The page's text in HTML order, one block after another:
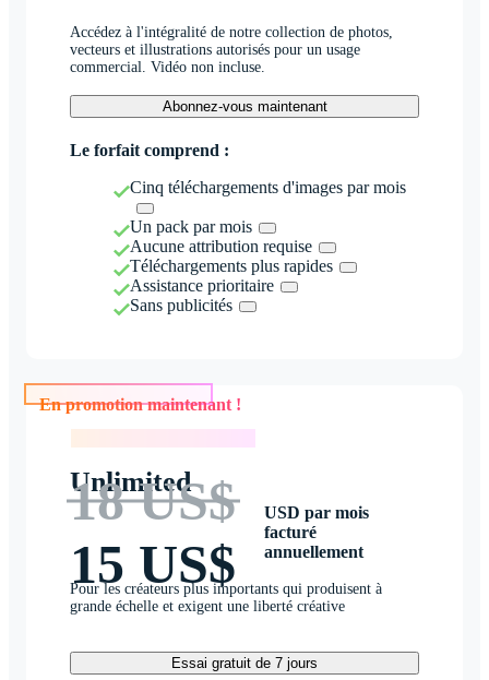
Accédez à l'intégralité de notre collection de photos,
vecteurs et illustrations autorisés pour un usage
commercial. Vidéo non incluse.
Abonnez-vous maintenant
Le forfait comprend :
Cinq téléchargements d'images par mois
Un pack par mois
Aucune attribution requise
Téléchargements plus rapides
Assistance prioritaire
Sans publicités
En promotion maintenant !
Unlimited
18 US$
15 US$
USD par mois
facturé
annuellement
Pour les créateurs plus importants qui produisent à
grande échelle et exigent une liberté créative
Essai gratuit de 7 jours